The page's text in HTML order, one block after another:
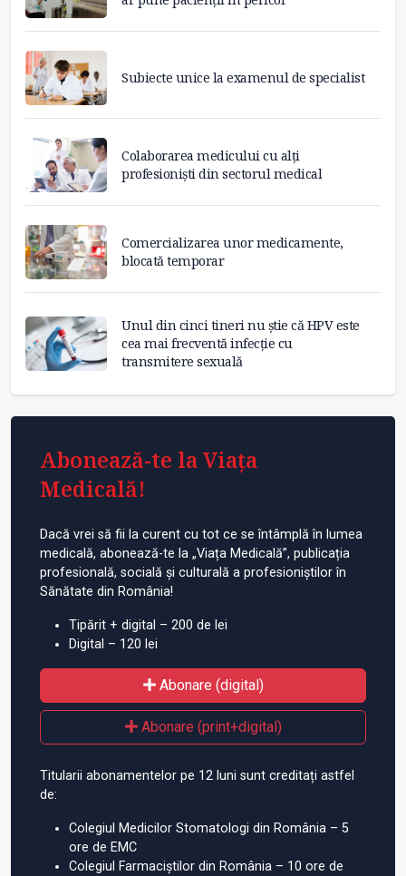
Subiecte unice la examenul de specialist
Colaborarea medicului cu alți
profesioniști din sectorul medical
Comercializarea unor medicamente,
blocată temporar
Unul din cinci tineri nu știe că HPV este
cea mai frecventă infecție cu
transmitere sexuală
Abonează-te la Viața
Medicală!
Dacă vrei să fii la curent cu tot ce se întâmplă în lumea
medicală, abonează-te la „Viața Medicală”, publicația
profesională, socială și culturală a profesioniștilor în
Sănătate din România!
Tipărit + digital – 200 de lei
Digital – 120 lei
Abonare (digital)
Abonare (print+digital)
Titularii abonamentelor pe 12 luni sunt creditați astfel
de:
Colegiul Medicilor Stomatologi din România – 5
ore de EMC
Colegiul Farmaciștilor din România – 10 ore de